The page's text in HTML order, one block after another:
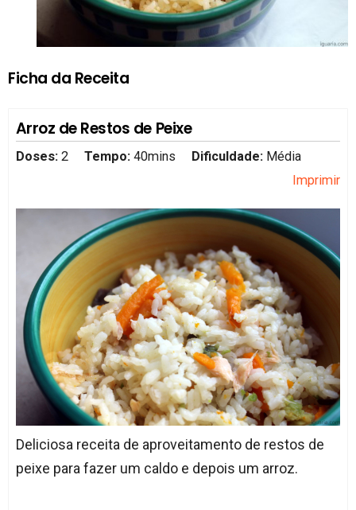
Ficha da Receita
Arroz de Restos de Peixe
Doses: 2 Tempo: 40mins Dificuldade: Média
Imprimir
Deliciosa receita de aproveitamento de restos de
peixe para fazer um caldo e depois um arroz.